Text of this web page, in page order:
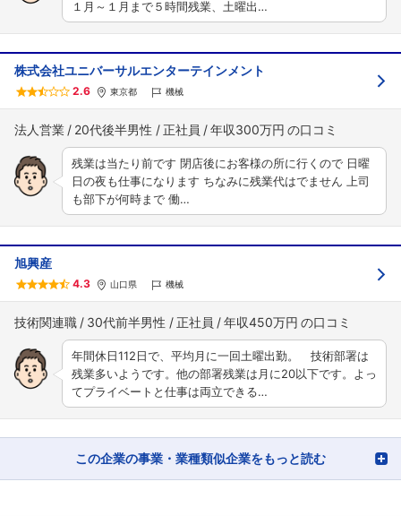
１月～１月まで５時間残業、土曜出…
株式会社ユニバーサルエンターテインメント
2.6 東京都 機械
法人営業 20代後半男性 正社員 年収300万円
残業は当たり前です 閉店後にお客様の所に行くので 日曜
日の夜も仕事になります ちなみに残業代はでません 上司
も部下が何時まで 働…
旭興産
4.3 山口県 機械
技術関連職 30代前半男性 正社員 年収450万円
年間休日112日で、平均月に一回土曜出勤。 技術部署は
残業多いようです。他の部署残業は月に20以下です。よっ
てプライベートと仕事は両立できる…
この企業の事業・業種類似企業をもっと読む